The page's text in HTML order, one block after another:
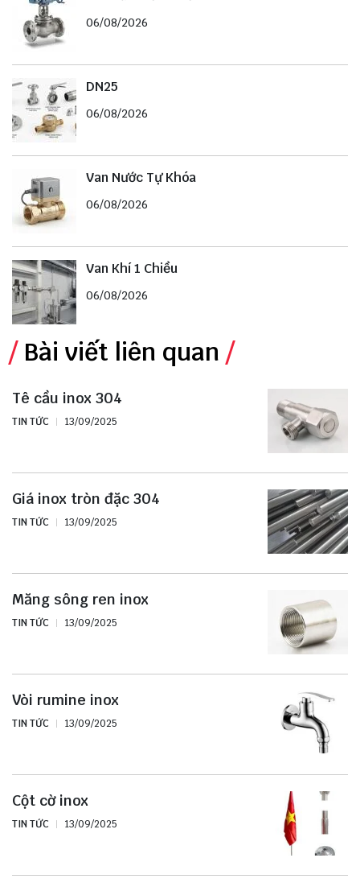
06/08/2026
DN25
06/08/2026
Van Nước Tự Khóa
06/08/2026
Van Khí 1 Chiều
06/08/2026
Bài viết liên quan
Tê cầu inox 304
TIN TỨC 13/09/2025
Giá inox tròn đặc 304
TIN TỨC 13/09/2025
Măng sông ren inox
TIN TỨC 13/09/2025
Vòi rumine inox
TIN TỨC 13/09/2025
Cột cờ inox
TIN TỨC 13/09/2025